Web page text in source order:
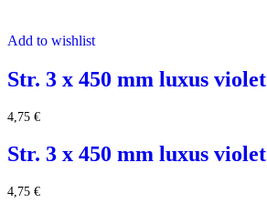
Add to wishlist
Str. 3 x 450 mm luxus violet
4,75 €
Str. 3 x 450 mm luxus violet
4,75 €